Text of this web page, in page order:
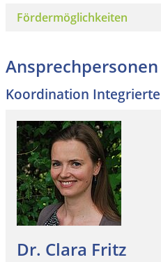
Fördermöglichkeiten
Ansprechpersonen
Koordination
Dr. Clara Fritz